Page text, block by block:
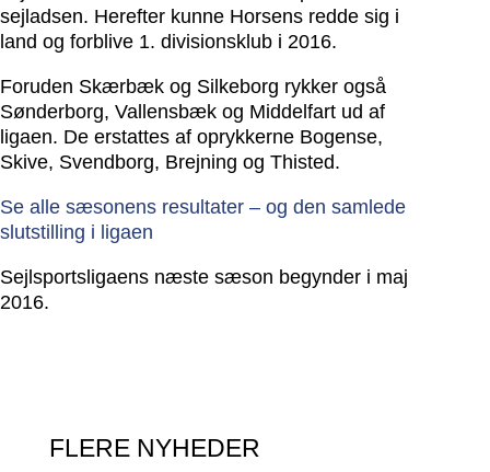
sejladsen. Herefter kunne Horsens redde sig i
land og forblive 1. divisionsklub i 2016.
Foruden Skærbæk og Silkeborg rykker også
Sønderborg, Vallensbæk og Middelfart ud af
ligaen. De erstattes af oprykkerne Bogense,
Skive, Svendborg, Brejning og Thisted.
Se alle sæsonens resultater – og den samlede
slutstilling i ligaen
Sejlsportsligaens næste sæson begynder i maj
2016.
FLERE NYHEDER